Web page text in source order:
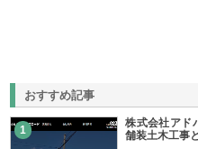
おすすめ記事
1
株式会社アド
舗装土木工事